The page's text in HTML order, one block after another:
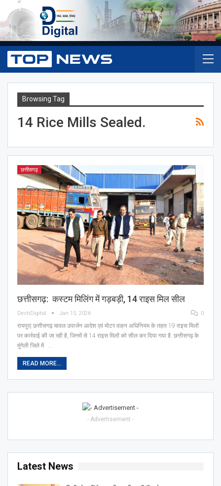
Browsing Tag
14 Rice Mills Sealed.
छत्तीसगढ़
छत्तीसगढ़: कस्टम मिलिंग में गड़बड़ी, 14 राइस मिल सील
DeshDigital Jan 15, 2026 0
रायपुर| छत्तीसगढ़ चावल उपार्जन आदेश एवं मोटर वाहन अधिनियम के तहत 19 राइस मिलों
पर कार्रवाई की जा रही है, जिनमें से 14 राइस मिलों को सील कर दिया गया है. छत्तीसगढ़ के
मुंगेली जिले में …
READ MORE...
- Advertisement -
Latest News